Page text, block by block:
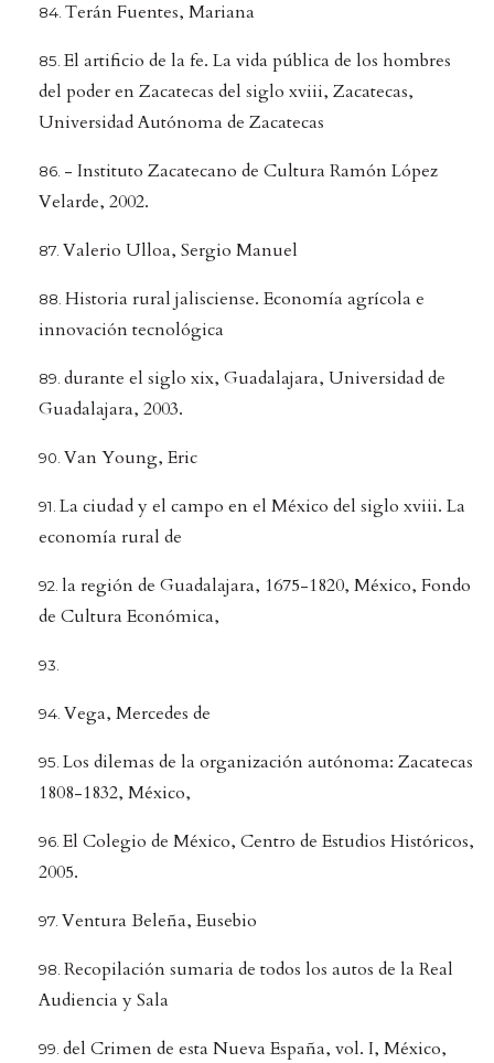
Terán Fuentes, Mariana
El artificio de la fe. La vida pública de los hombres
del poder en Zacatecas del siglo xviii, Zacatecas,
Universidad Autónoma de Zacatecas
- Instituto Zacatecano de Cultura Ramón López
Velarde, 2002.
Valerio Ulloa, Sergio Manuel
Historia rural jalisciense. Economía agrícola e
innovación tecnológica
durante el siglo xix, Guadalajara, Universidad de
Guadalajara, 2003.
Van Young, Eric
La ciudad y el campo en el México del siglo xviii. La
economía rural de
la región de Guadalajara, 1675-1820, México, Fondo
de Cultura Económica,
Vega, Mercedes de
Los dilemas de la organización autónoma: Zacatecas
1808-1832, México,
El Colegio de México, Centro de Estudios Históricos,
2005.
Ventura Beleña, Eusebio
Recopilación sumaria de todos los autos de la Real
Audiencia y Sala
del Crimen de esta Nueva España, vol. I, México,